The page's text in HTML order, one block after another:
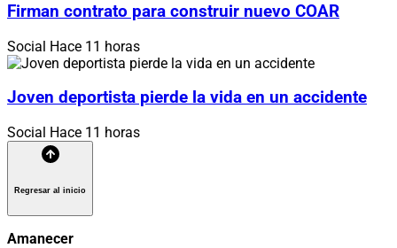
Firman contrato para construir nuevo COAR
Social Hace 11 horas
Joven deportista pierde la vida en un accidente
Social Hace 11 horas
Regresar al inicio
Amanecer